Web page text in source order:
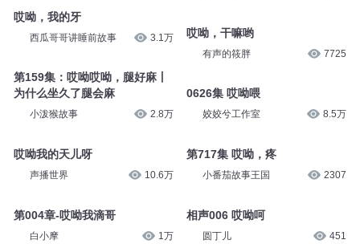
哎呦，我的牙
西瓜哥哥讲睡前故事 3.1万
第159集：哎呦哎呦，腿好麻丨
为什么坐久了腿会麻
小泼猴故事 2.8万
哎呦我的天儿呀
声播世界 10.6万
第004章-哎呦我滴哥
白小摩 1万
哎呦，干嘛哟
有声的筱胖 7725
0626集 哎呦喂
姣姣兮工作室 8.5万
第717集 哎呦，疼
小番茄故事王国 2307
相声006 哎呦呵
圆丁儿 451